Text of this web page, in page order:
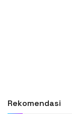
Rekomendasi